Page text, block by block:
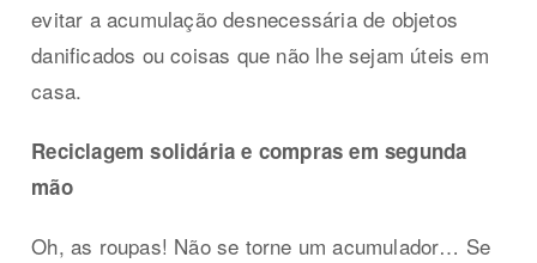
evitar a acumulação desnecessária de objetos
danificados ou coisas que não lhe sejam úteis em
casa.
Reciclagem solidária e compras em segunda
mão
Oh, as roupas! Não se torne um acumulador… Se